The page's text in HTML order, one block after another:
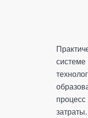
системе
затраты.